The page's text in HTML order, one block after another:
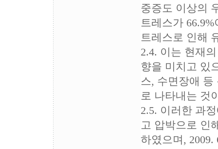
중증도 이상의
트레스가
트레스로 인해
2.4. 이는 현재
향을 미치고 있
스, 수면장애 등
로 나타내는 것
2.5. 이러한 과
고 압박으로 인
하였으며,